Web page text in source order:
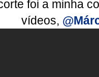
foi a minha
vídeos,